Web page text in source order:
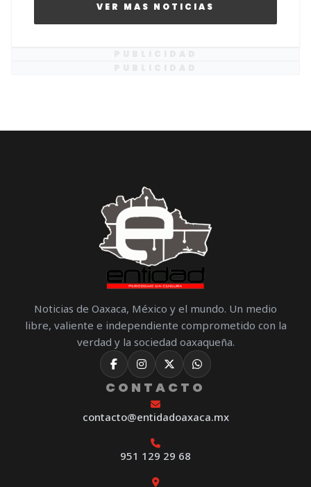
VER MAS NOTICIAS
Noticias de Oaxaca, México y el mundo. Un medio
libre, valiente e independiente comprometido con la
verdad y la sociedad oaxaqueña.
CONTACTO
contacto@entidadoaxaca.mx
951 129 29 68